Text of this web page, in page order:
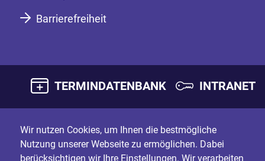
Barrierefreiheit
TERMINDATENBANK INTRANET
Wir nutzen Cookies, um Ihnen die bestmögliche
Nutzung unserer Webseite zu ermöglichen. Dabei
berücksichtigen wir Ihre Einstellungen. Wir verarbeiten